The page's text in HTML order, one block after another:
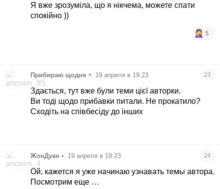
Я вже зрозуміла, що я нікчема, можете спати
спокійно ))
5
Прибираю щодня • 19 апреля в 19:23 23
Здається, тут вже були теми цієї авторки.
Ви тоді щодо прибавки питали. Не прокатило?
Сходіть на співбесіду до інших
ЖонДуан • 19 апреля в 19:23 24
Ой, кажется я уже начинаю узнавать темы автора.
Посмотрим еще …